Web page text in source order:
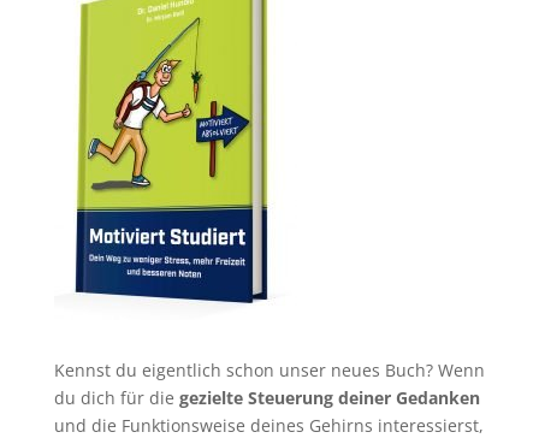
Kennst du eigentlich schon unser neues Buch? Wenn
du dich für die gezielte Steuerung deiner Gedanken
und die Funktionsweise deines Gehirns interessierst,